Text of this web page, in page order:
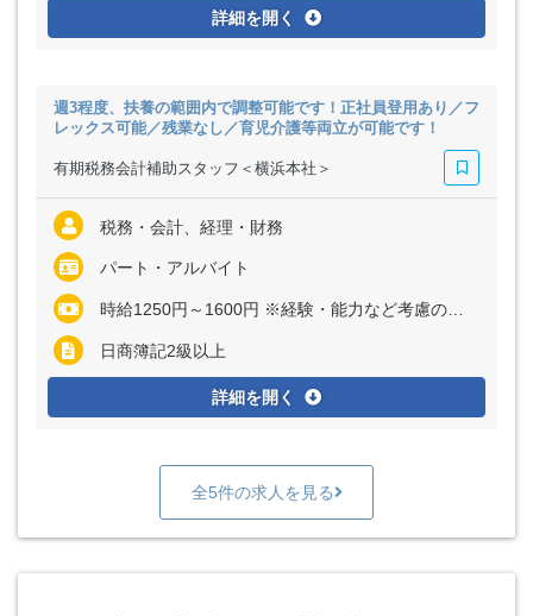
詳細を開く
週3程度、扶養の範囲内で調整可能です！正社員登用あり／フ
レックス可能／残業なし／育児介護等両立が可能です！
有期税務会計補助スタッフ＜横浜本社＞
税務・会計、経理・財務
パート・アルバイト
時給1250円～1600円 ※経験・能力など考慮の上、決定いたします ※残業代は全額支給
日商簿記2級以上
詳細を開く
全5件の求人を見る